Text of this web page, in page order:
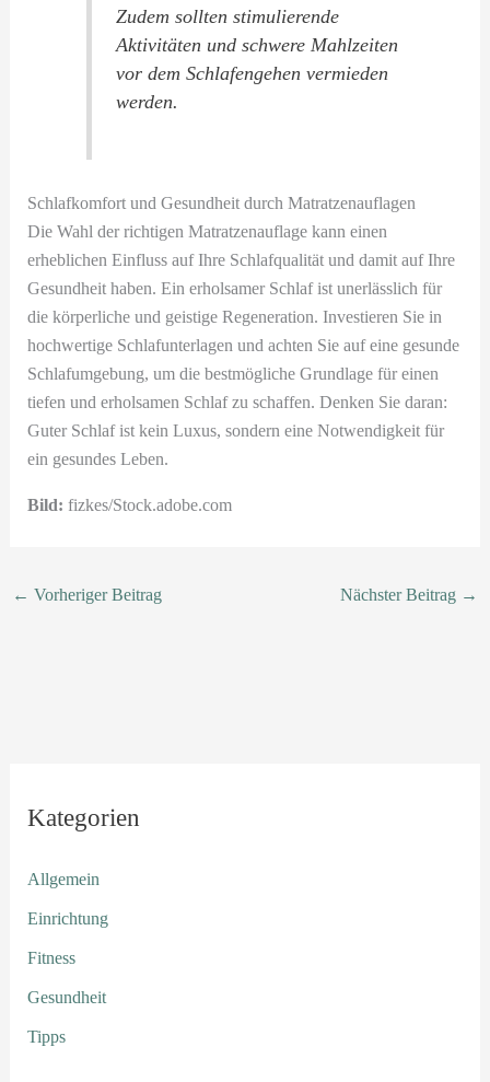
Zudem sollten stimulierende
Aktivitäten und schwere Mahlzeiten
vor dem Schlafengehen vermieden
werden.
Schlafkomfort und Gesundheit durch Matratzenauflagen
Die Wahl der richtigen Matratzenauflage kann einen
erheblichen Einfluss auf Ihre Schlafqualität und damit auf Ihre
Gesundheit haben. Ein erholsamer Schlaf ist unerlässlich für
die körperliche und geistige Regeneration. Investieren Sie in
hochwertige Schlafunterlagen und achten Sie auf eine gesunde
Schlafumgebung, um die bestmögliche Grundlage für einen
tiefen und erholsamen Schlaf zu schaffen. Denken Sie daran:
Guter Schlaf ist kein Luxus, sondern eine Notwendigkeit für
ein gesundes Leben.
Bild: fizkes/Stock.adobe.com
← Vorheriger Beitrag Nächster Beitrag →
Kategorien
Allgemein
Einrichtung
Fitness
Gesundheit
Tipps